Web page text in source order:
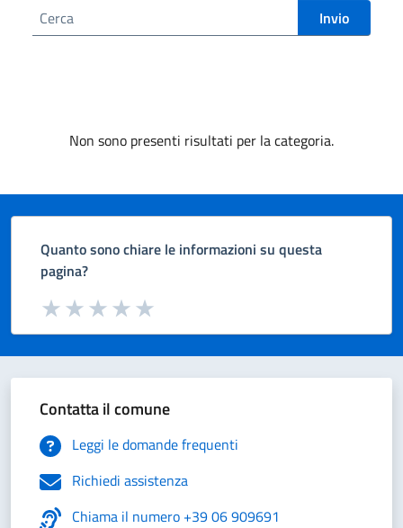
Cerca nel sito Invio
Non sono presenti risultati per la categoria.
Quanto sono chiare le informazioni su questa
pagina?
Valuta da 1 a 5 stelle la pagina
Valuta 5 stelle su 5
Valuta 4 stelle su 5
Valuta 3 stelle su 5
Valuta 2 stelle su 5
Valuta 1 stelle su 5
Contatta il comune
Leggi le domande frequenti
Richiedi assistenza
Chiama il numero +39 06 909691